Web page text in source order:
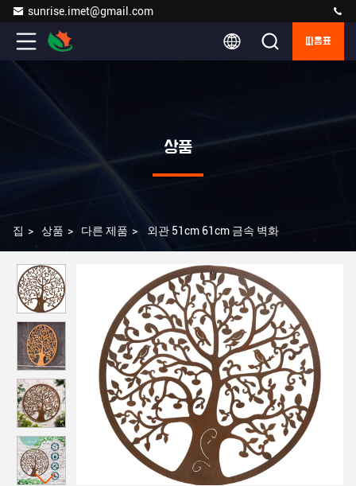
sunrise.imet@gmail.com
따옴표
상품
집 > 상품 > 다른 제품 > 외관 51cm 61cm 금속 벽화